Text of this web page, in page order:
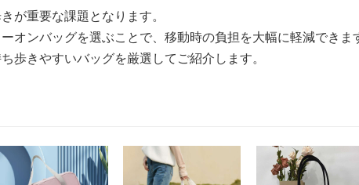
が重要な課題となります。
オンバッグを選ぶことで、移動時の負担を大幅に軽減できま
歩きやすいバッグを厳選してご紹介します。